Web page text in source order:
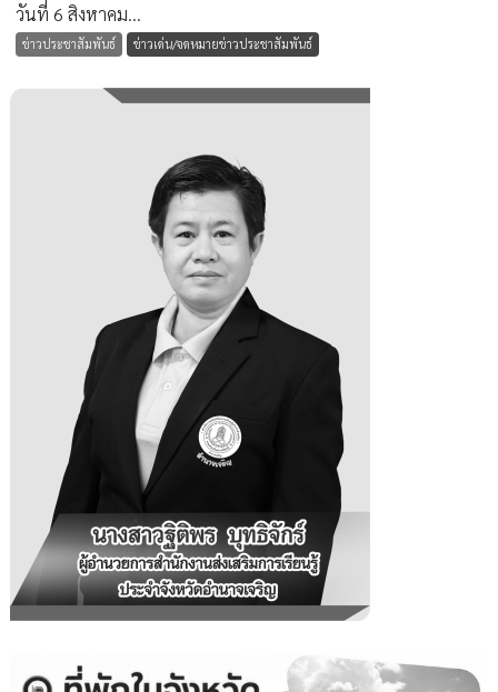
วันที่ 6 สิงหาคม...
ข่าวประชาสัมพันธ์ ข่าวเด่น/จดหมายข่าวประชาสัมพันธ์